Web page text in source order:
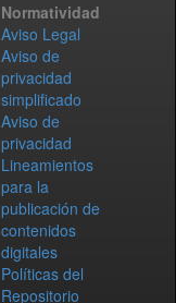
Normatividad
Aviso Legal
Aviso de
privacidad
simplificado
Aviso de
privacidad
Lineamientos
para la
publicación de
contenidos
digitales
Políticas del
Repositorio